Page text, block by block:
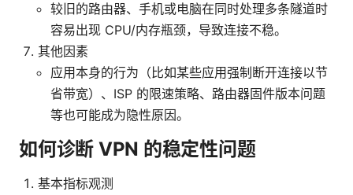
较旧的路由器、手机或电脑在同时处理多条隧道时
容易出现 CPU/内存瓶颈，导致连接不稳。
其他因素
应用本身的行为（比如某些应用强制断开连接以节
省带宽）、ISP 的限速策略、路由器固件版本问题
等也可能成为隐性原因。
如何诊断 VPN 的稳定性问题
基本指标观测